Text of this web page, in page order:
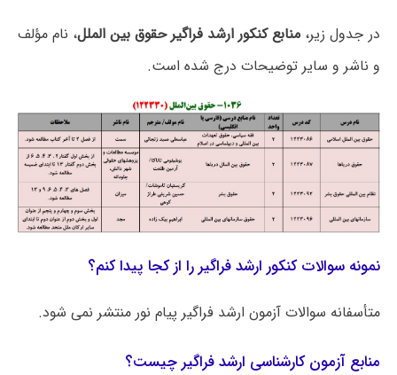
در جدول زیر، منابع کنکور ارشد فراگیر حقوق بین الملل، نام مؤلف
و ناشر و سایر توضیحات درج شده است.
نمونه سوالات کنکور ارشد فراگیر را از کجا پیدا کنم؟
متأسفانه سوالات آزمون ارشد فراگیر پیام نور منتشر نمی شود.
منابع آزمون کارشناسی ارشد فراگیر چیست؟